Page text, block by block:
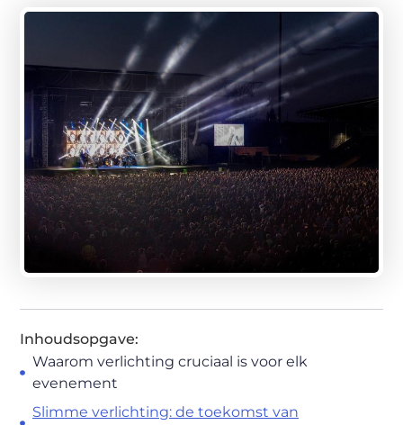
Inhoudsopgave:
Waarom verlichting cruciaal is voor elk
evenement
Slimme verlichting: de toekomst van